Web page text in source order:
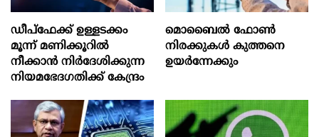
ഡീപ്‌ഫേക്ക് ഉള്ളടക്കം
മൂന്ന് മണിക്കൂറിൽ
നീക്കാൻ നിർദേശിക്കുന്ന
നിയമഭേദഗതിക്ക് കേന്ദ്രം
മൊബൈല്‍ ഫോണ്‍
നിരക്കുകള്‍ കുത്തനെ
ഉയര്‍ന്നേക്കും